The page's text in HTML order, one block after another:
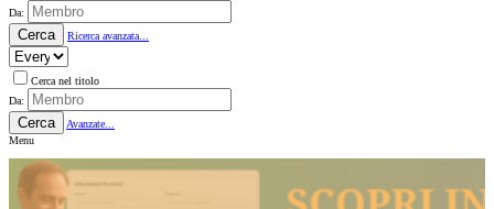
Da:
Cerca Ricerca avanzata...
Cerca nel titolo
Da:
Cerca
Avanzate...
Menu